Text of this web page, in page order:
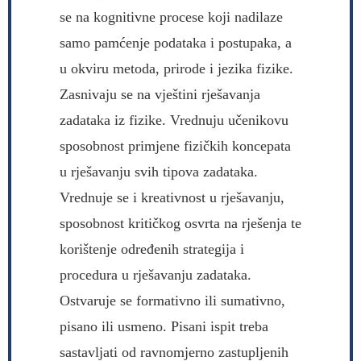
se na kognitivne procese koji nadilaze
samo pamćenje podataka i postupaka, a
u okviru metoda, prirode i jezika fizike.
Zasnivaju se na vještini rješavanja
zadataka iz fizike. Vrednuju učenikovu
sposobnost primjene fizičkih koncepata
u rješavanju svih tipova zadataka.
Vrednuje se i kreativnost u rješavanju,
sposobnost kritičkog osvrta na rješenja te
korištenje određenih strategija i
procedura u rješavanju zadataka.
Ostvaruje se formativno ili sumativno,
pisano ili usmeno. Pisani ispit treba
sastavljati od ravnomjerno zastupljenih